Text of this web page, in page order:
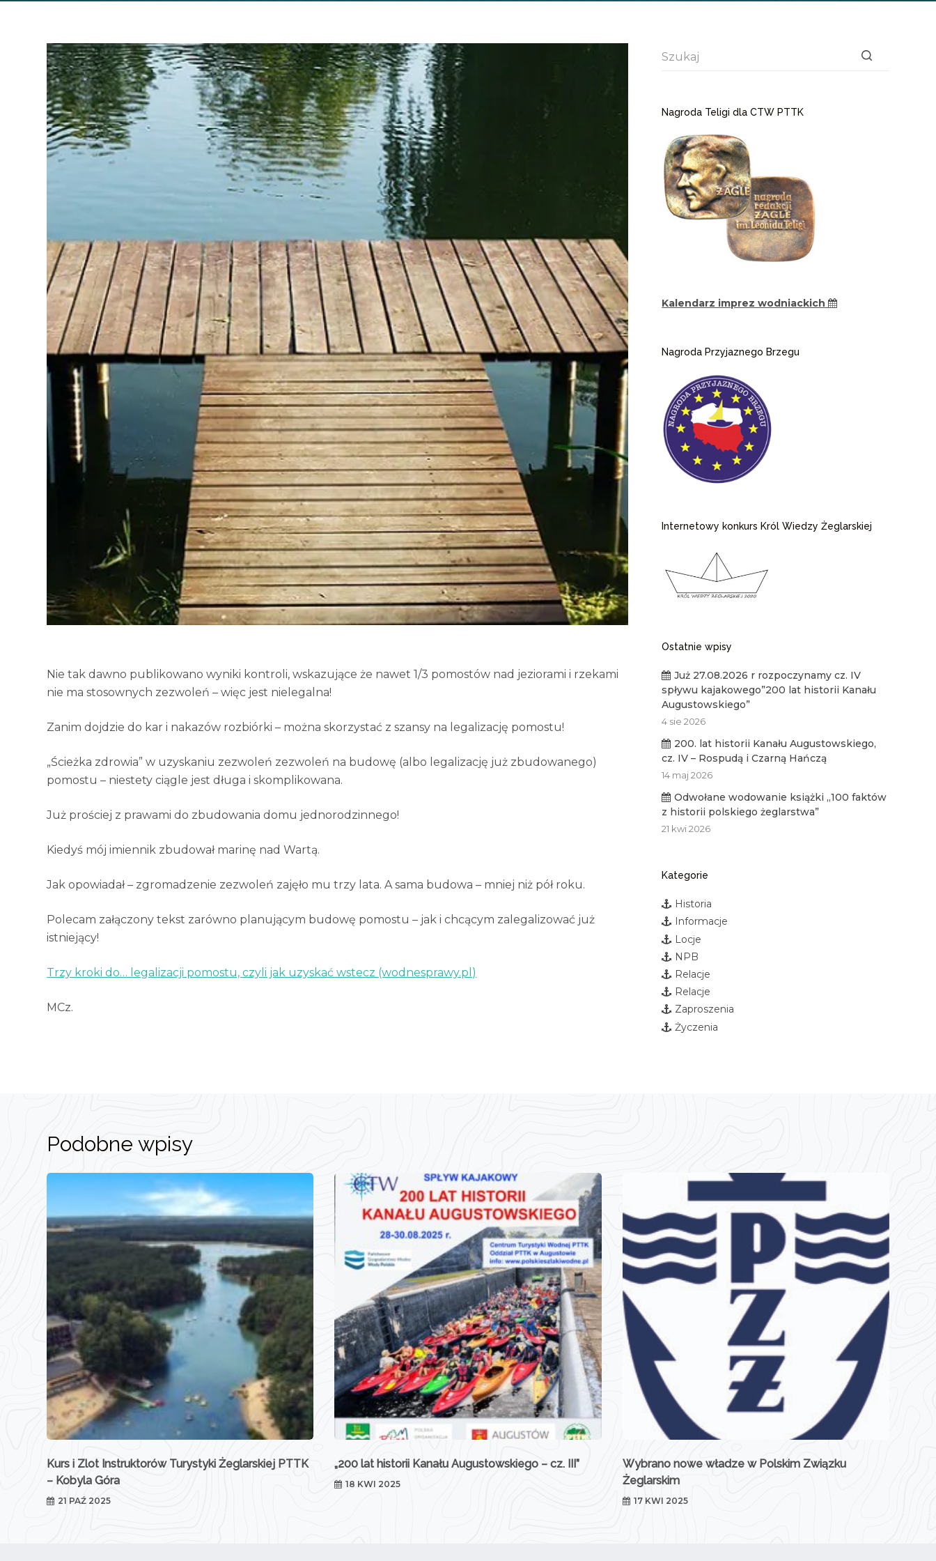
Nie tak dawno publikowano wyniki kontroli, wskazujące że nawet 1/3 pomostów nad jeziorami i rzekami
nie ma stosownych zezwoleń – więc jest nielegalna!
Zanim dojdzie do kar i nakazów rozbiórki – można skorzystać z szansy na legalizację pomostu!
„Ścieżka zdrowia” w uzyskaniu zezwoleń zezwoleń na budowę (albo legalizację już zbudowanego)
pomostu – niestety ciągle jest długa i skomplikowana.
Już prościej z prawami do zbudowania domu jednorodzinnego!
Kiedyś mój imiennik zbudował marinę nad Wartą.
Jak opowiadał – zgromadzenie zezwoleń zajęło mu trzy lata. A sama budowa – mniej niż pół roku.
Polecam załączony tekst zarówno planującym budowę pomostu – jak i chcącym zalegalizować już
istniejący!
Trzy kroki do… legalizacji pomostu, czyli jak uzyskać wstecz (wodnesprawy.pl)
MCz.
Nagroda Teligi dla CTW PTTK
Kalendarz imprez wodniackich
Nagroda Przyjaznego Brzegu
Internetowy konkurs Król Wiedzy Żeglarskiej
Ostatnie wpisy
Już 27.08.2026 r rozpoczynamy cz. IV
spływu kajakowego”200 lat historii Kanału
Augustowskiego”
4 sie 2026
200. lat historii Kanału Augustowskiego,
cz. IV – Rospudą i Czarną Hańczą
14 maj 2026
Odwołane wodowanie książki „100 faktów
z historii polskiego żeglarstwa”
21 kwi 2026
Kategorie
Historia
Informacje
Locje
NPB
Relacje
Relacje
Zaproszenia
Życzenia
Podobne wpisy
Kurs i Zlot Instruktorów Turystyki Żeglarskiej PTTK
– Kobyla Góra
21 PAŹ 2025
„200 lat historii Kanału Augustowskiego – cz. III”
18 KWI 2025
Wybrano nowe władze w Polskim Związku
Żeglarskim
17 KWI 2025